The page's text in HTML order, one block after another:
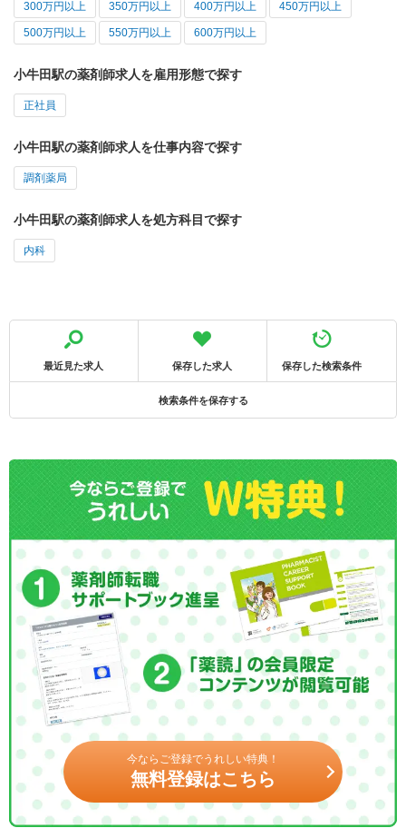
300万円以上 350万円以上 400万円以上 450万円以上
500万円以上 550万円以上 600万円以上
小牛田駅の薬剤師求人を雇用形態で探す
正社員
小牛田駅の薬剤師求人を仕事内容で探す
調剤薬局
小牛田駅の薬剤師求人を処方科目で探す
内科
最近見た求人 保存した求人 保存した検索条件
検索条件を保存する
今ならご登録でうれしい特典！
無料登録はこちら